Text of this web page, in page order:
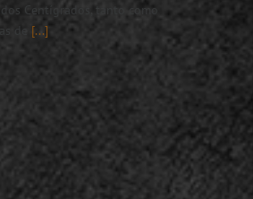
Centígrados, tanto como
de [...]